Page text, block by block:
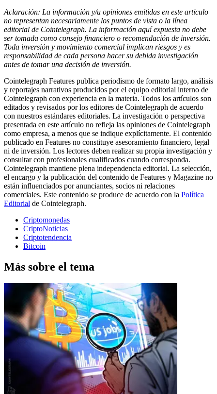
Aclaración: La información y/u opiniones emitidas en este artículo
no representan necesariamente los puntos de vista o la línea
editorial de Cointelegraph. La información aquí expuesta no debe
ser tomada como consejo financiero o recomendación de inversión.
Toda inversión y movimiento comercial implican riesgos y es
responsabilidad de cada persona hacer su debida investigación
antes de tomar una decisión de inversión.
Cointelegraph Features publica periodismo de formato largo, análisis
y reportajes narrativos producidos por el equipo editorial interno de
Cointelegraph con experiencia en la materia. Todos los artículos son
editados y revisados por los editores de Cointelegraph de acuerdo
con nuestros estándares editoriales. La investigación o perspectiva
presentada en este artículo no refleja las opiniones de Cointelegraph
como empresa, a menos que se indique explícitamente. El contenido
publicado en Features no constituye asesoramiento financiero, legal
ni de inversión. Los lectores deben realizar su propia investigación y
consultar con profesionales cualificados cuando corresponda.
Cointelegraph mantiene plena independencia editorial. La selección,
el encargo y la publicación del contenido de Features y Magazine no
están influenciados por anunciantes, socios ni relaciones
comerciales. Este contenido se produce de acuerdo con la Política
Editorial de Cointelegraph.
Criptomonedas
CriptoNoticias
Criptotendencia
Bitcoin
Más sobre el tema